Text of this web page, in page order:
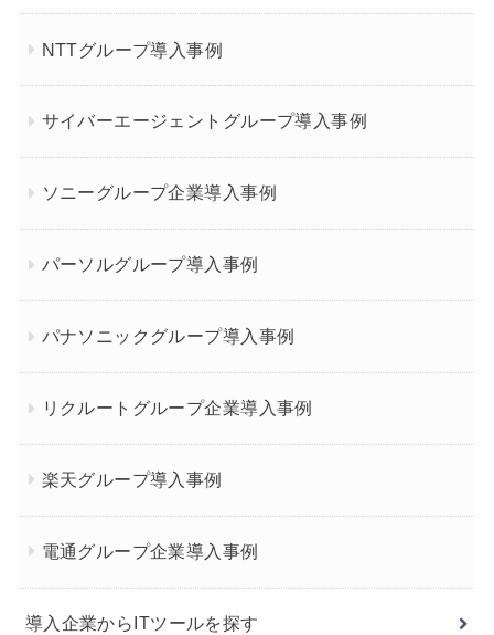
NTTグループ導入事例
サイバーエージェントグループ導入事例
ソニーグループ企業導入事例
パーソルグループ導入事例
パナソニックグループ導入事例
リクルートグループ企業導入事例
楽天グループ導入事例
電通グループ企業導入事例
導入企業からITツールを探す